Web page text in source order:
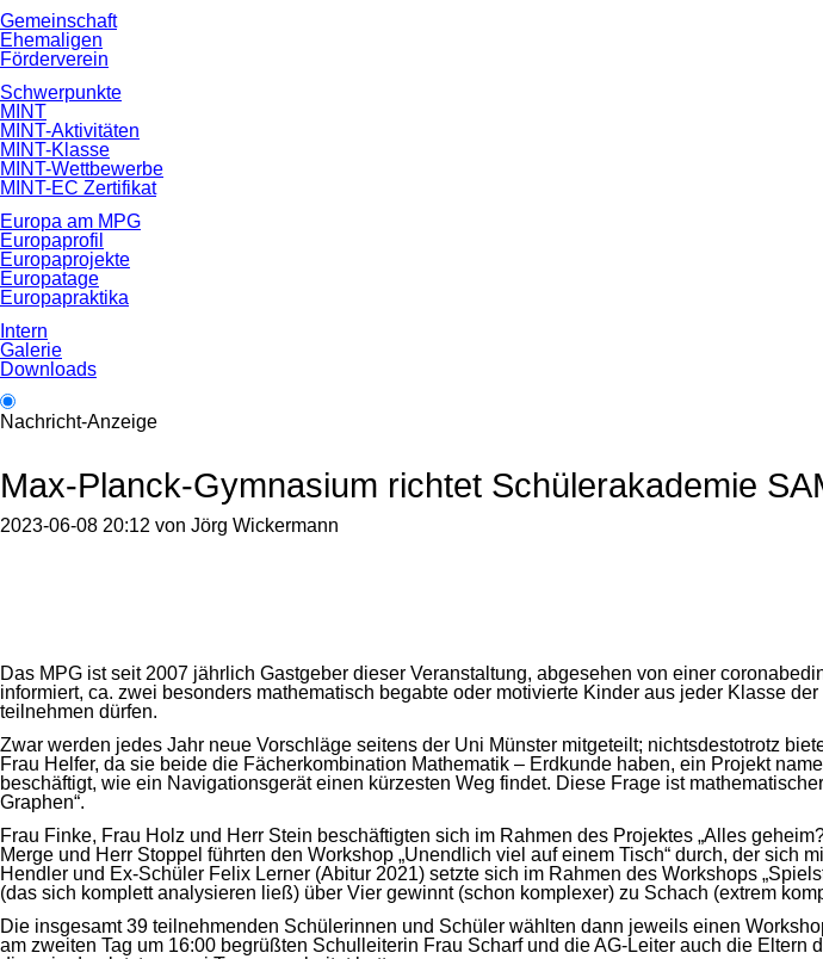
Gemeinschaft
Ehemaligen
Förderverein
Schwerpunkte
MINT
MINT-Aktivitäten
MINT-Klasse
MINT-Wettbewerbe
MINT-EC Zertifikat
Europa am MPG
Europaprofil
Europaprojekte
Europatage
Europapraktika
Intern
Galerie
Downloads
Nachricht-Anzeige
Max-Planck-Gymnasium richtet Schülerakademie
2023-06-08 20:12 von Jörg Wickermann
Das MPG ist seit 2007 jährlich Gastgeber dieser Veranstaltung, abgesehen von einer
informiert, ca. zwei besonders mathematisch begabte oder motivierte Kinder aus jeder Klasse
teilnehmen dürfen.
Zwar werden jedes Jahr neue Vorschläge seitens der Uni Münster mitgeteilt; nichtsdestotrotz
Frau Helfer, da sie beide die Fächerkombination Mathematik – Erdkunde haben, ein Projekt
beschäftigt, wie ein Navigationsgerät einen kürzesten Weg findet. Diese Frage ist
Graphen“.
Frau Finke, Frau Holz und Herr Stein beschäftigten sich im Rahmen des Projektes „Alles
Merge und Herr Stoppel führten den Workshop „Unendlich viel auf einem Tisch“ durch, der
Hendler und Ex-Schüler Felix Lerner (Abitur 2021) setzte sich im Rahmen des Workshops
(das sich komplett analysieren ließ) über Vier gewinnt (schon komplexer) zu Schach (extrem
Die insgesamt 39 teilnehmenden Schülerinnen und Schüler wählten dann jeweils einen
am zweiten Tag um 16:00 begrüßten Schulleiterin Frau Scharf und die AG-Leiter auch die